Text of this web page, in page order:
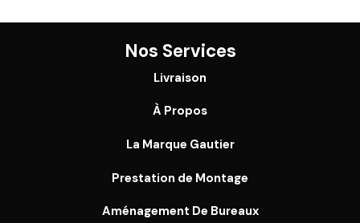
Nos Services
Livraison
À Propos
La Marque Gautier
Prestation de Montage
Aménagement De Bureaux